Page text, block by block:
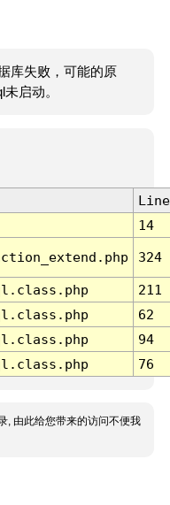
库失败，可能的原
启动。
Line
14
324
211
62
94
76
, 由此给您带来的访问不便我